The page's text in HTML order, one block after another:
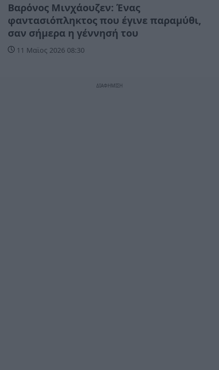
Βαρόνος Μινχάουζεν: Ένας
φαντασιόπληκτος που έγινε παραμύθι,
σαν σήμερα η γέννησή του
11 Μαϊος 2026 08:30